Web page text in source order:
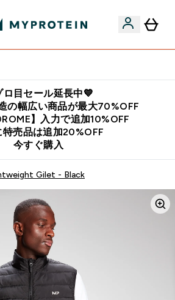
ロ目セール延長中💙
の幅広い商品が最大70%OFF
】入力で追加10%OFF
特売品は追加20%OFF
今すぐ購入
Gilet - Black